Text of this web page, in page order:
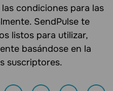
condiciones para las
SendPulse te
listos para utilizar,
basándose en la
suscriptores.